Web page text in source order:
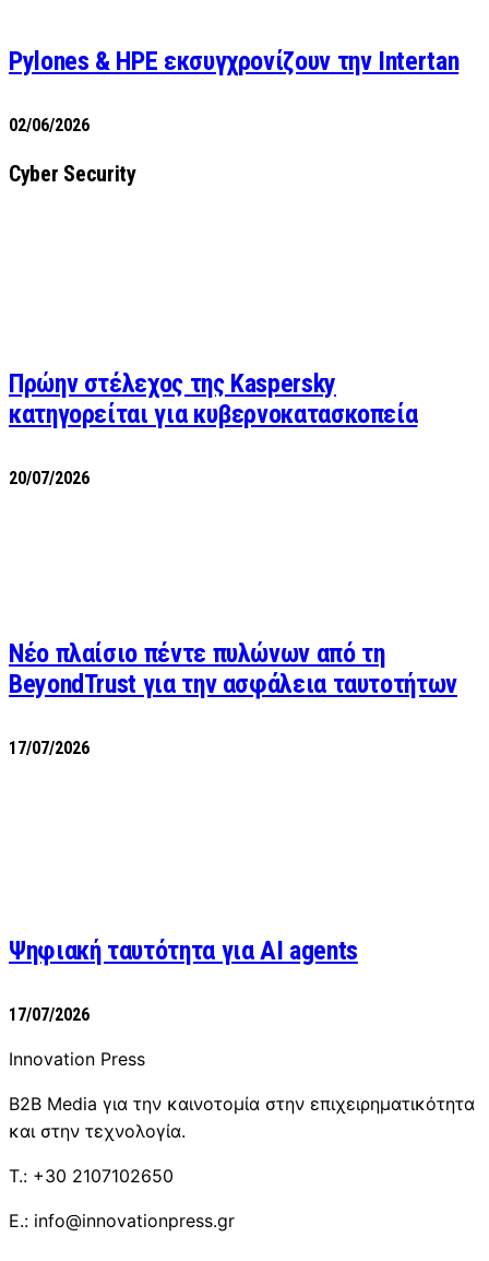
Pylones & HPE εκσυγχρονίζουν την Intertan
02/06/2026
Cyber Security
Πρώην στέλεχος της Kaspersky
κατηγορείται για κυβερνοκατασκοπεία
20/07/2026
Νέο πλαίσιο πέντε πυλώνων από τη
BeyondTrust για την ασφάλεια ταυτοτήτων
17/07/2026
Ψηφιακή ταυτότητα για AI agents
17/07/2026
Innovation Press
B2B Media για την καινοτομία στην επιχειρηματικότητα
και στην τεχνολογία.
T.: +30 2107102650
E.: info@innovationpress.gr